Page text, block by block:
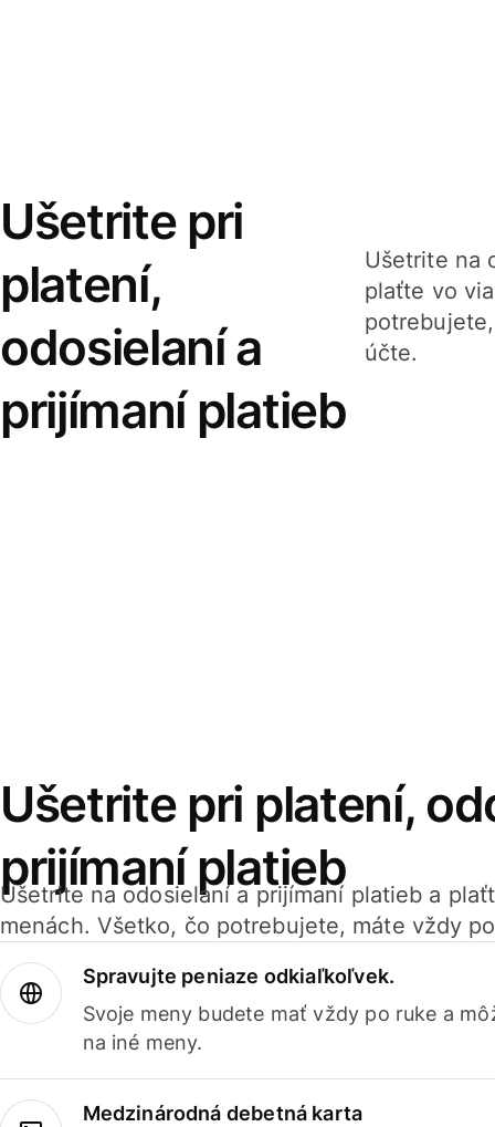
Ušetrite pri
platení,
odosielaní a
prijímaní platieb
Ušetrite na
plaťte vo
účte.
Ušetrite pri platení,
prijímaní platieb
Ušetrite na odosielaní a prijímaní platieb a
menách. Všetko, čo potrebujete, máte vždy
Spravujte peniaze odkiaľkoľvek.
Svoje meny budete mať vždy po ruke a
na iné meny.
Medzinárodná debetná karta